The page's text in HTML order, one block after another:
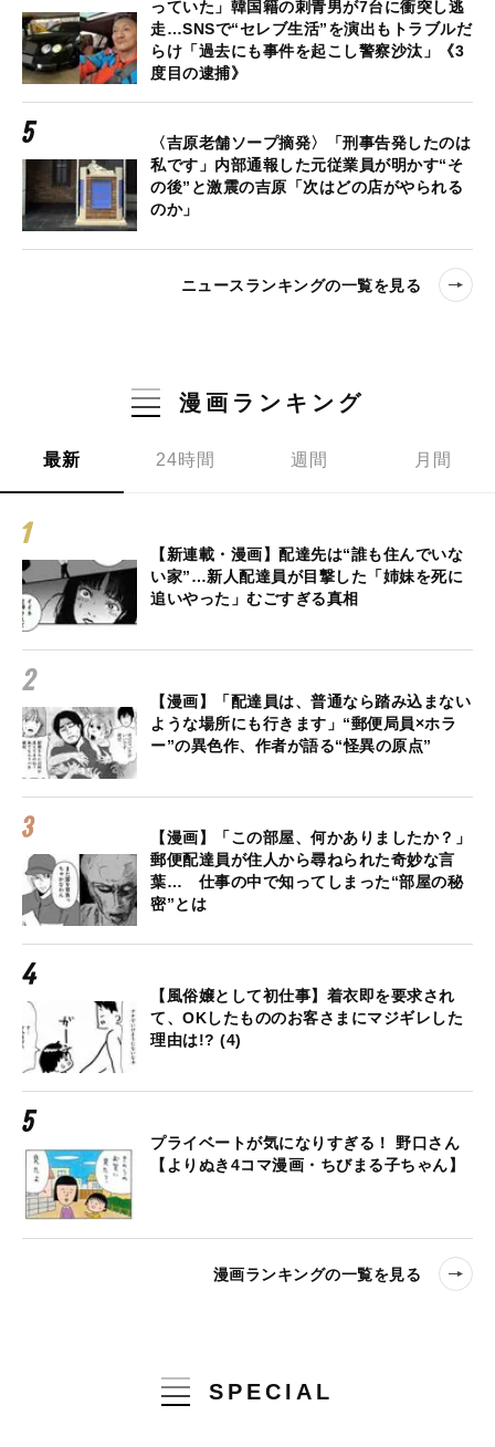
っていた」韓国籍の刺青男が7台に衝突し逃
走…SNSで“セレブ生活”を演出もトラブルだ
らけ「過去にも事件を起こし警察沙汰」《3
度目の逮捕》
〈吉原老舗ソープ摘発〉「刑事告発したのは
私です」内部通報した元従業員が明かす“そ
の後”と激震の吉原「次はどの店がやられる
のか」
ニュースランキングの一覧を見る
漫画ランキング
最新 24時間 週間 月間
【新連載・漫画】配達先は“誰も住んでいな
い家”…新人配達員が目撃した「姉妹を死に
追いやった」むごすぎる真相
【漫画】「配達員は、普通なら踏み込まない
ような場所にも行きます」“郵便局員×ホラ
ー”の異色作、作者が語る“怪異の原点”
【漫画】「この部屋、何かありましたか？」
郵便配達員が住人から尋ねられた奇妙な言
葉… 仕事の中で知ってしまった“部屋の秘
密”とは
【風俗嬢として初仕事】着衣即を要求され
て、OKしたもののお客さまにマジギレした
理由は!? (4)
プライベートが気になりすぎる！ 野口さん
【よりぬき4コマ漫画・ちびまる子ちゃん】
漫画ランキングの一覧を見る
SPECIAL